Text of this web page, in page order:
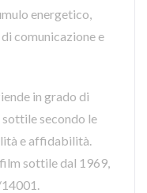
energetico,
comunicazione e
in grado di
secondo le
e affidabilità.
sottile dal 1969,